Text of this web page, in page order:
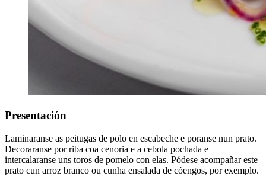
Presentación
Laminaranse as peitugas de polo en escabeche e poranse nun prato.
Decoraranse por riba coa cenoria e a cebola pochada e
intercalaranse uns toros de pomelo con elas. Pódese acompañar este
prato cun arroz branco ou cunha ensalada de cóengos, por exemplo.